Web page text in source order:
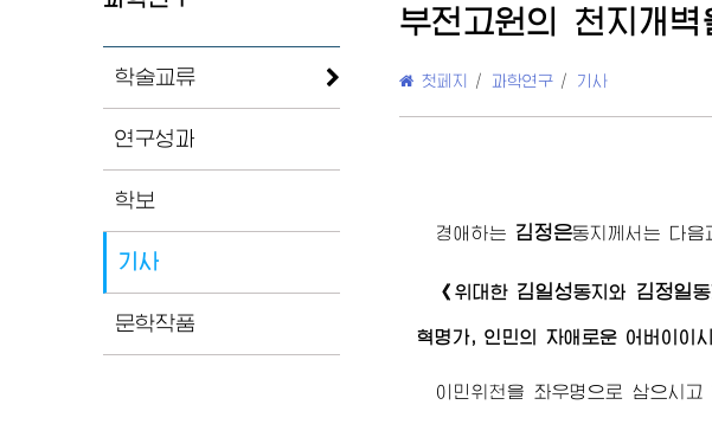
학술교류
연구성과
학보
기사
문학작품
부전고원의 천지개
첫페지 / 과학연구 / 기사
경애하는 김정은동지께서 는 다음
《 위대한 김일성동지 와 김정일
혁명가, 인민의 자애로운 어버이 이
이민위천을 좌우명으로 삼으시